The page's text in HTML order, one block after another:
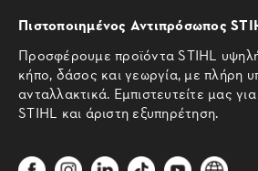
Πιστοποιημένος Αντιπρόσωπος
Προσφέρουμε προϊόντα STIHL
κήπο, δάσος και γεωργία, με πλήρη
ανταλλακτικά. Εμπιστευτείτε μας
STIHL και άριστη εξυπηρέτηση.